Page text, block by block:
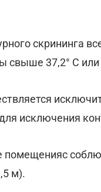
скрининга
свыше 37,2° C
исключения
помещенияс
м).